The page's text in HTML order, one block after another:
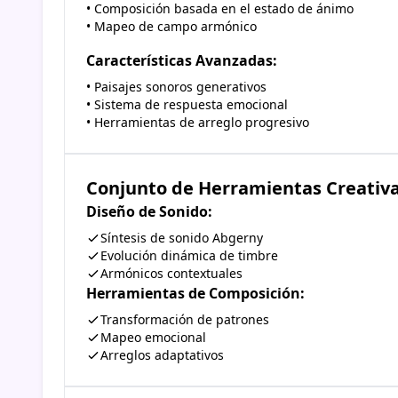
• Composición basada en el estado de ánimo
• Mapeo de campo armónico
Características Avanzadas:
• Paisajes sonoros generativos
• Sistema de respuesta emocional
• Herramientas de arreglo progresivo
Conjunto de Herramientas
Diseño de Sonido:
Síntesis de sonido Abgerny
Evolución dinámica de timbre
Armónicos contextuales
Herramientas de Composición:
Transformación de patrones
Mapeo emocional
Arreglos adaptativos